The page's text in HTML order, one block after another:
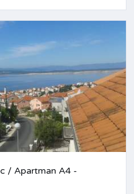
/ Apartman A4 -